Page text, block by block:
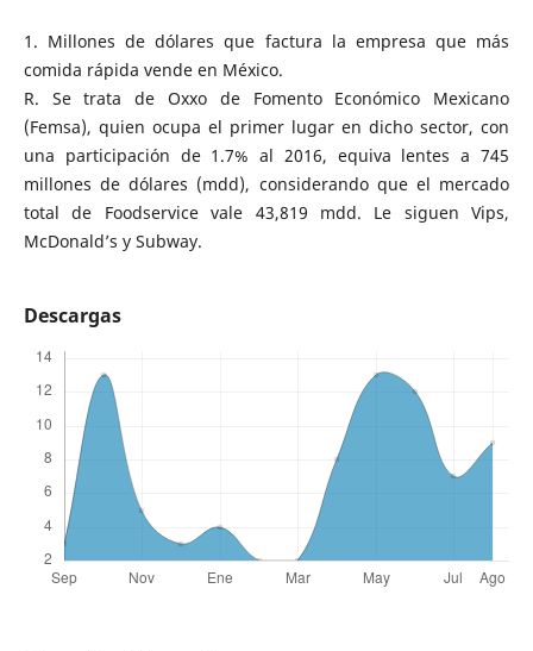
1. Millones de dólares que factura la empresa que más
comida rápida vende en México.
R. Se trata de Oxxo de Fomento Económico Mexicano
(Femsa), quien ocupa el primer lugar en dicho sector, con
una participación de 1.7% al 2016, equiva lentes a 745
millones de dólares (mdd), considerando que el mercado
total de Foodservice vale 43,819 mdd. Le siguen Vips,
McDonald’s y Subway.
Descargas